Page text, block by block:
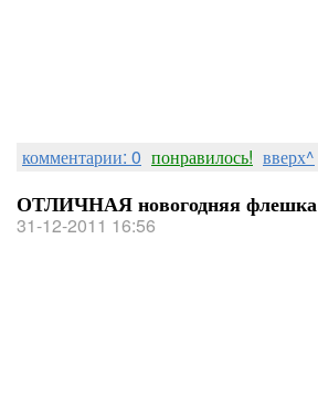
комментарии: 0 понравилось! вверх^
ОТЛИЧНАЯ новогодняя флешка
31-12-2011 16:56